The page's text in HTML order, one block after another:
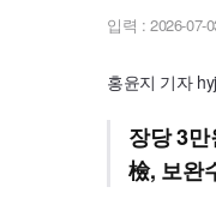
입력 : 2026-07-
홍윤지 기자
장당 3
檢, 보완